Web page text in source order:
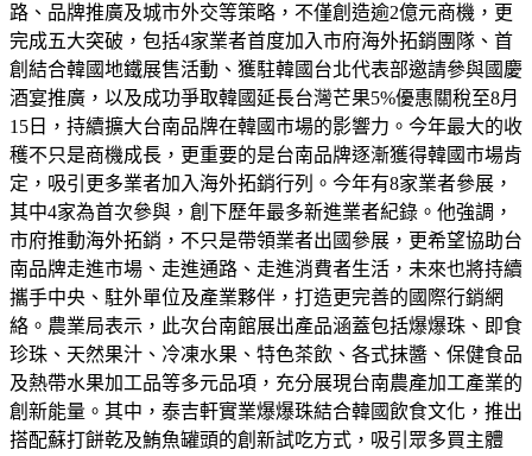
路、品牌推廣及城市外交等策略，不僅創造逾2億元商機，更
完成五大突破，包括4家業者首度加入市府海外拓銷團隊、首
創結合韓國地鐵展售活動、獲駐韓國台北代表部邀請參與國慶
酒宴推廣，以及成功爭取韓國延長台灣芒果5%優惠關稅至8月
15日，持續擴大台南品牌在韓國市場的影響力。今年最大的收
穫不只是商機成長，更重要的是台南品牌逐漸獲得韓國市場肯
定，吸引更多業者加入海外拓銷行列。今年有8家業者參展，
其中4家為首次參與，創下歷年最多新進業者紀錄。他強調，
市府推動海外拓銷，不只是帶領業者出國參展，更希望協助台
南品牌走進市場、走進通路、走進消費者生活，未來也將持續
攜手中央、駐外單位及產業夥伴，打造更完善的國際行銷網
絡。農業局表示，此次台南館展出產品涵蓋包括爆爆珠、即食
珍珠、天然果汁、冷凍水果、特色茶飲、各式抹醬、保健食品
及熱帶水果加工品等多元品項，充分展現台南農產加工產業的
創新能量。其中，泰吉軒實業爆爆珠結合韓國飲食文化，推出
搭配蘇打餅乾及鮪魚罐頭的創新試吃方式，吸引眾多買主體